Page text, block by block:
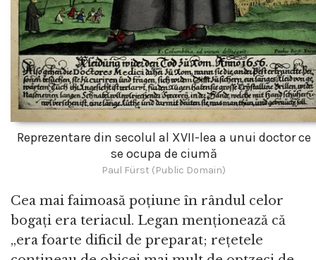
Reprezentare din secolul al XVII-lea a unui doctor ce
se ocupa de ciumă
Paul Fürst (Public Domain)
Cea mai faimoasă poțiune în rândul celor
bogați era teriacul. Legan menționează că
„era foarte dificil de preparat; rețetele